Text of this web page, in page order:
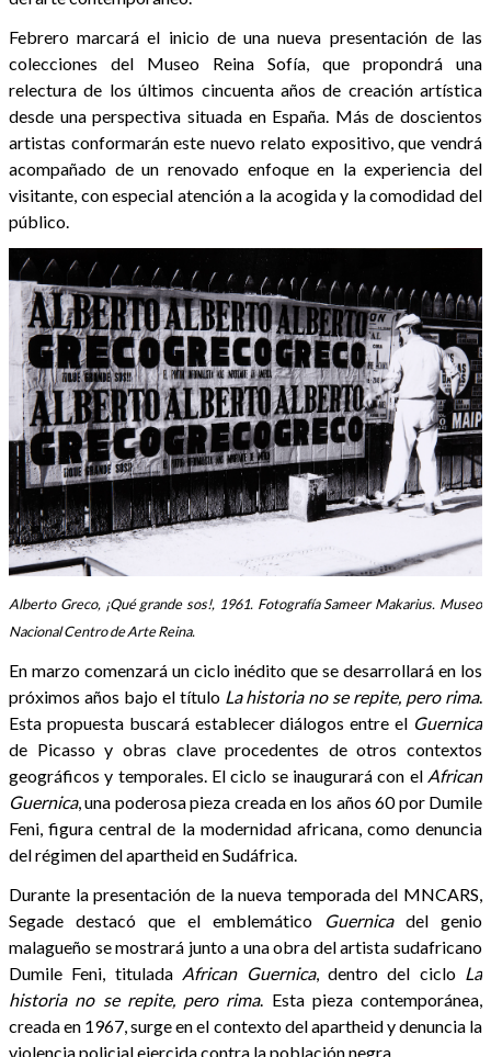
Febrero marcará el inicio de una nueva presentación de las
colecciones del Museo Reina Sofía, que propondrá una
relectura de los últimos cincuenta años de creación artística
desde una perspectiva situada en España. Más de doscientos
artistas conformarán este nuevo relato expositivo, que vendrá
acompañado de un renovado enfoque en la experiencia del
visitante, con especial atención a la acogida y la comodidad del
público.
Alberto Greco, ¡Qué grande sos!, 1961. Fotografía Sameer Makarius. Museo
Nacional Centro de Arte Reina.
En marzo comenzará un ciclo inédito que se desarrollará en los
próximos años bajo el título La historia no se repite, pero rima.
Esta propuesta buscará establecer diálogos entre el Guernica
de Picasso y obras clave procedentes de otros contextos
geográficos y temporales. El ciclo se inaugurará con el African
Guernica, una poderosa pieza creada en los años 60 por Dumile
Feni, figura central de la modernidad africana, como denuncia
del régimen del apartheid en Sudáfrica.
Durante la presentación de la nueva temporada del MNCARS,
Segade destacó que el emblemático
Guernicadel genio
malagueño se mostrará junto a una obra del artista sudafricano
Dumile Feni, titulada African Guernica, dentro del ciclo La
historia no se repite, pero rima. Esta pieza contemporánea,
creada en 1967, surge en el contexto del apartheid y denuncia la
violencia policial ejercida contra la población negra.